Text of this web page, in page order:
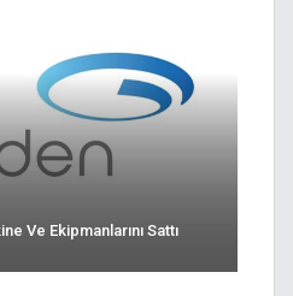
Ve Ekipmanlarını Sattı